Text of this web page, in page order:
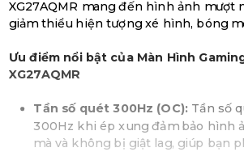
XG27AQMR mang đến hình ảnh mượt
giảm thiểu hiện tượng xé hình, bóng
Ưu điểm nổi bật của Màn Hình
XG27AQMR
Tần số quét 300Hz (OC): Tần số
300Hz khi ép xung đảm bảo hình
mà và không bị giật lag, giúp bạn